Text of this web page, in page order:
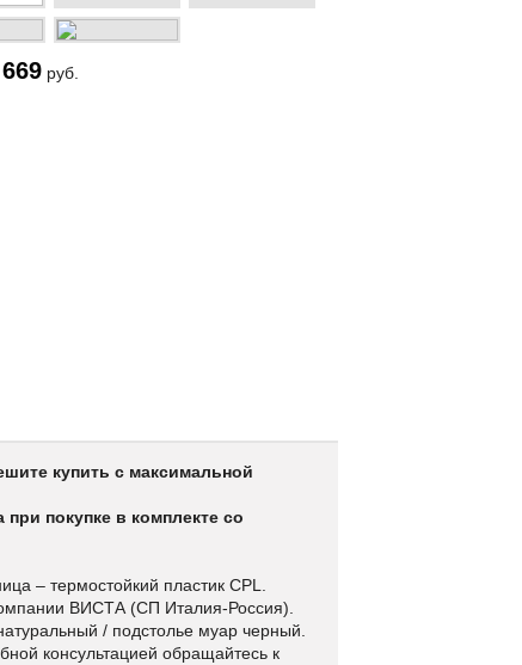
руб.
купить с максимальной
покупке в комплекте со
– термостойкий пластик CPL.
ВИСТА (СП Италия-Россия).
/ подстолье муар черный.
консультацией обращайтесь к